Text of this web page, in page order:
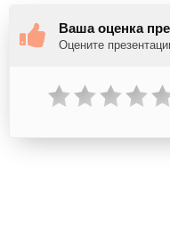
Ваша оценка
Оцените